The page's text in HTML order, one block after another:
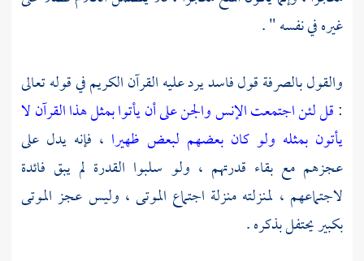
غيره في نفسه " .
والقول بالصرفة قول فاسد يرد عليه القرآن الكريم في قوله تعالى
:قل لئن اجتمعت الإنس والجن على أن يأتوا بمثل هذا القرآن لا
يأتون بمثله ولو كان بعضهم لبعض ظهيرا ، فإنه يدل على
عجزهم مع بقاء قدرتهم ، ولو سلبوا القدرة لم يبق فائدة
لاجتماعهم ، لمنزلته منزلة اجتماع الموتى ، وليس عجز الموتى
بكبير يحتفل بذكره .